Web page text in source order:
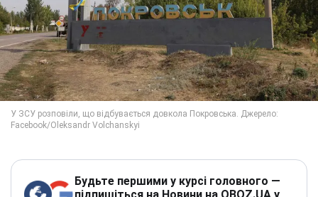
Будьте першими у курсі головного —
підпишіться на Новини на OBOZ.UA у